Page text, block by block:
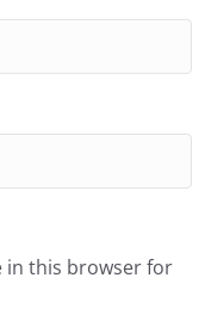
in this browser for